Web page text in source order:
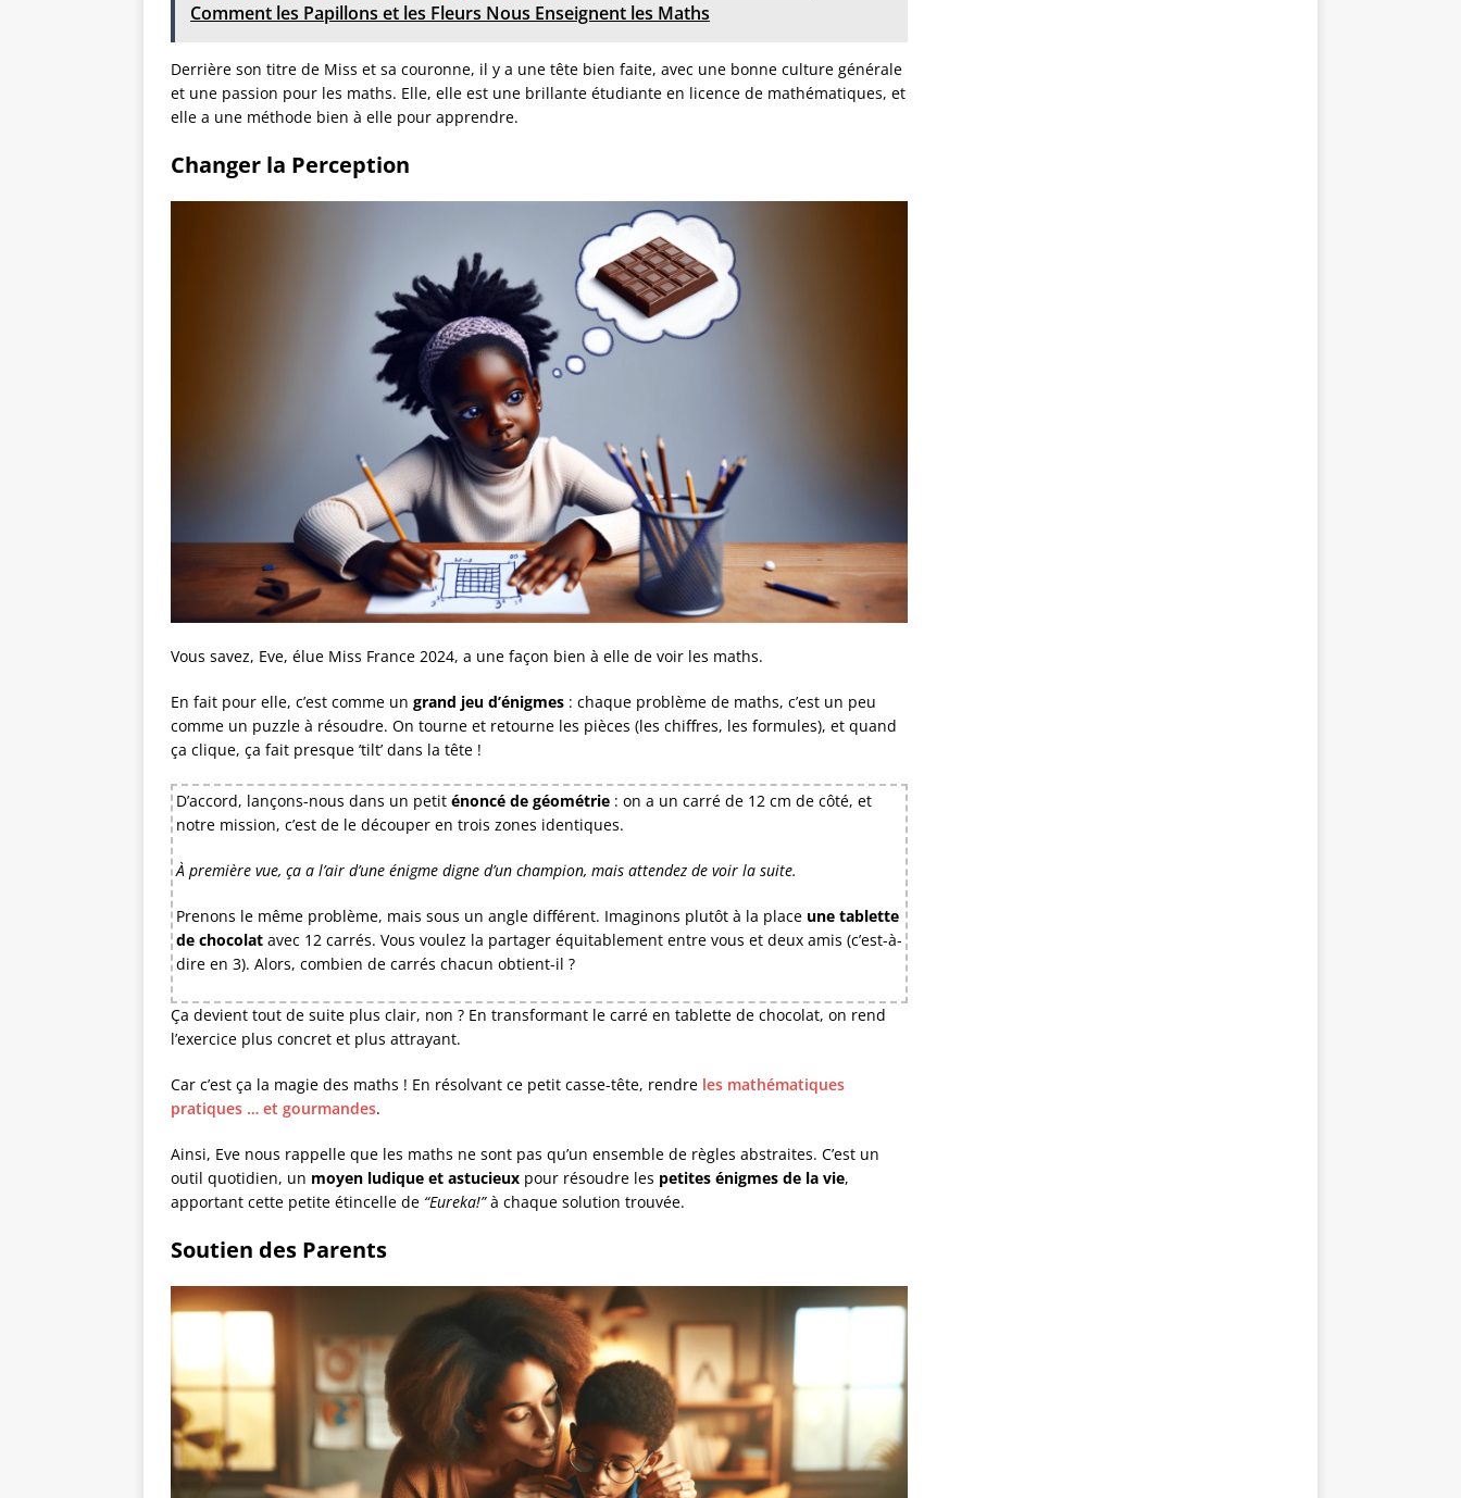
Comment les Papillons et les Fleurs Nous Enseignent les Maths
Derrière son titre de Miss et sa couronne, il y a une tête bien faite, avec une bonne culture générale
et une passion pour les maths. Elle, elle est une brillante étudiante en licence de mathématiques, et
elle a une méthode bien à elle pour apprendre.
Changer la Perception
Vous savez, Eve, élue Miss France 2024, a une façon bien à elle de voir les maths.
En fait pour elle, c’est comme un grand jeu d’énigmes : chaque problème de maths, c’est un peu
comme un puzzle à résoudre. On tourne et retourne les pièces (les chiffres, les formules), et quand
ça clique, ça fait presque ’tilt’ dans la tête !
D’accord, lançons-nous dans un petit énoncé de géométrie : on a un carré de 12 cm de côté, et
notre mission, c’est de le découper en trois zones identiques.
À première vue, ça a l’air d’une énigme digne d’un champion, mais attendez de voir la suite.
Prenons le même problème, mais sous un angle différent. Imaginons plutôt à la place une tablette
de chocolat avec 12 carrés. Vous voulez la partager équitablement entre vous et deux amis (c’est-à-
dire en 3). Alors, combien de carrés chacun obtient-il ?
Ça devient tout de suite plus clair, non ? En transformant le carré en tablette de chocolat, on rend
l’exercice plus concret et plus attrayant.
Car c’est ça la magie des maths ! En résolvant ce petit casse-tête, rendre les mathématiques
pratiques … et gourmandes.
Ainsi, Eve nous rappelle que les maths ne sont pas qu’un ensemble de règles abstraites. C’est un
outil quotidien, un moyen ludique et astucieux pour résoudre les petites énigmes de la vie,
apportant cette petite étincelle de “Eureka!”à chaque solution trouvée.
Soutien des Parents